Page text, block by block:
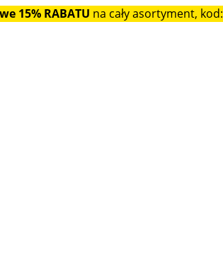
15% RABATU na cały asortyment, kod: